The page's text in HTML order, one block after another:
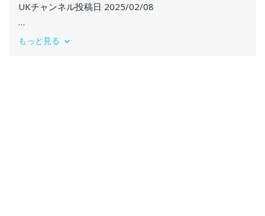
UKチャンネル投稿日 2025/02/08
SUV最強決定戦の時間がやってきました！
もっと見る